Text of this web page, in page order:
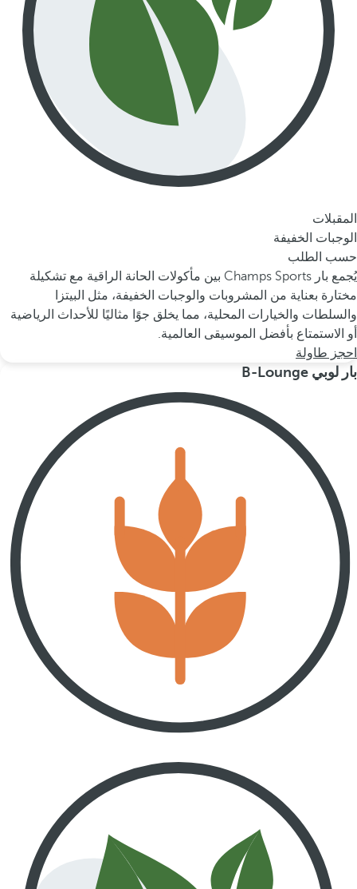
المقبلات
الوجبات الخفيفة
حسب الطلب
يُجمع بار Champs Sports بين مأكولات الحانة الراقية مع تشكيلة
مختارة بعناية من المشروبات والوجبات الخفيفة، مثل البيتزا
والسلطات والخيارات المحلية، مما يخلق جوًا مثاليًا للأحداث الرياضية
أو الاستمتاع بأفضل الموسيقى العالمية.
احجز طاولة
بار لوبي B-Lounge